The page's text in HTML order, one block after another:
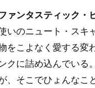
ファンタスティック
いのニュート・スキ
をこよなく愛する変
クに詰め込んでい
、そこでひょんなこ